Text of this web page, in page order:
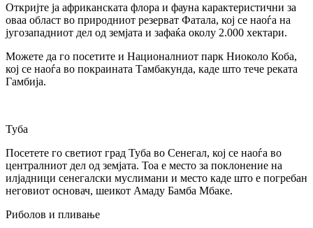
Откријте ја африканската флора и фауна карактеристични за
оваа област во природниот резерват Фатала, кој се наоѓа на
југозападниот дел од земјата и зафаќа околу 2.000 хектари.
Можете да го посетите и Националниот парк Ниоколо Коба,
кој се наоѓа во покраината Тамбакунда, каде што тече реката
Гамбија.
Туба
Посетете го светиот град Туба во Сенегал, кој се наоѓа во
централниот дел од земјата. Тоа е место за поклонение на
илјадници сенегалски муслимани и место каде што е погребан
неговиот основач, шеикот Амаду Бамба Мбаке.
Риболов и пливање